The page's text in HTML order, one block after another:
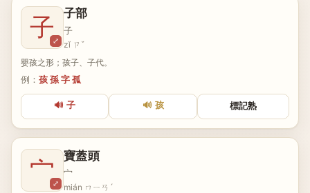
子⤢
子部
子
zǐ ㄗˇ
嬰孩之形；孩子、子代。
例： 孩 孫 字 孤
🔊 子 🔊 孩 標記熟
宀⤢
寶蓋頭
宀
mián ㄇㄧㄢˊ